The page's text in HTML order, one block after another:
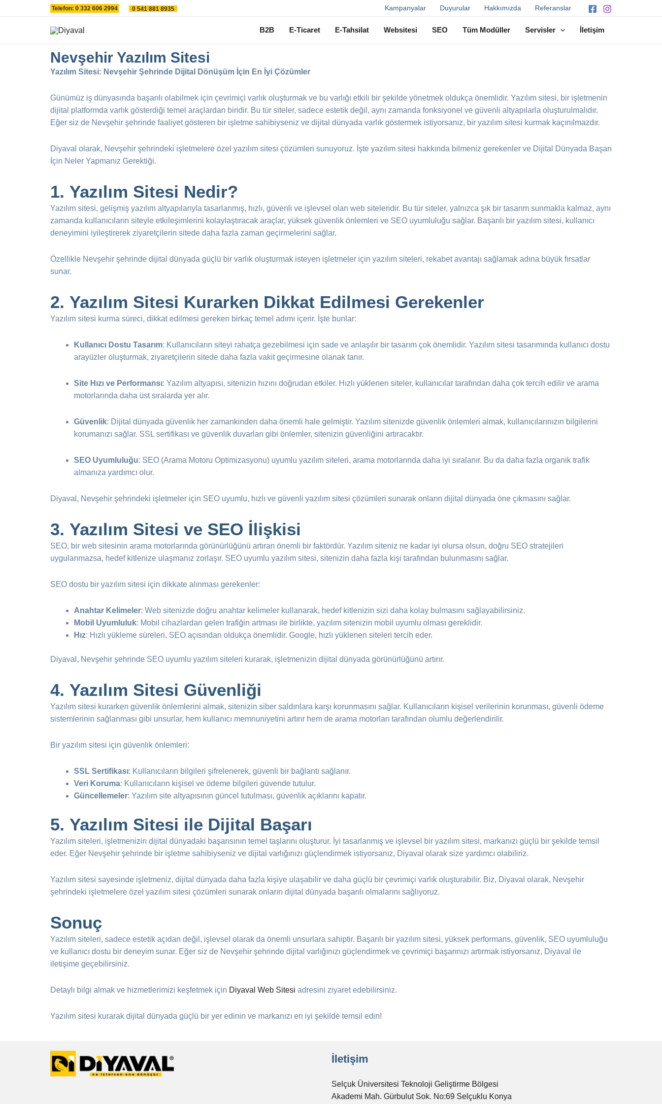
Telefon: 0 332 606 2994 0 541 881 8935 Kampanyalar Duyurular Hakkımızda Referanslar
B2B E-Ticaret E-Tahsilat Websitesi SEO Tüm Modüller Servisler İletişim
Nevşehir Yazılım Sitesi
Yazılım Sitesi: Nevşehir Şehrinde Dijital Dönüşüm İçin En İyi Çözümler
Günümüz iş dünyasında başarılı olabilmek için çevrimiçi varlık oluşturmak ve bu varlığı etkili bir şekilde yönetmek oldukça önemlidir. Yazılım sitesi, bir işletmenin
dijital platformda varlık gösterdiği temel araçlardan biridir. Bu tür siteler, sadece estetik değil, aynı zamanda fonksiyonel ve güvenli altyapılarla oluşturulmalıdır.
Eğer siz de Nevşehir şehrinde faaliyet gösteren bir işletme sahibiyseniz ve dijital dünyada varlık göstermek istiyorsanız, bir yazılım sitesi kurmak kaçınılmazdır.
Diyaval olarak, Nevşehir şehrindeki işletmelere özel yazılım sitesi çözümleri sunuyoruz. İşte yazılım sitesi hakkında bilmeniz gerekenler ve Dijital Dünyada Başarı
İçin Neler Yapmanız Gerektiği.
1. Yazılım Sitesi Nedir?
Yazılım sitesi, gelişmiş yazılım altyapılarıyla tasarlanmış, hızlı, güvenli ve işlevsel olan web siteleridir. Bu tür siteler, yalnızca şık bir tasarım sunmakla kalmaz, aynı
zamanda kullanıcıların siteyle etkileşimlerini kolaylaştıracak araçlar, yüksek güvenlik önlemleri ve SEO uyumluluğu sağlar. Başarılı bir yazılım sitesi, kullanıcı
deneyimini iyileştirerek ziyaretçilerin sitede daha fazla zaman geçirmelerini sağlar.
Özellikle Nevşehir şehrinde dijital dünyada güçlü bir varlık oluşturmak isteyen işletmeler için yazılım siteleri, rekabet avantajı sağlamak adına büyük fırsatlar
sunar.
2. Yazılım Sitesi Kurarken Dikkat Edilmesi Gerekenler
Yazılım sitesi kurma süreci, dikkat edilmesi gereken birkaç temel adımı içerir. İşte bunlar:
Kullanıcı Dostu Tasarım: Kullanıcıların siteyi rahatça gezebilmesi için sade ve anlaşılır bir tasarım çok önemlidir. Yazılım sitesi tasarımında kullanıcı dostu
arayüzler oluşturmak, ziyaretçilerin sitede daha fazla vakit geçirmesine olanak tanır.
Site Hızı ve Performansı: Yazılım altyapısı, sitenizin hızını doğrudan etkiler. Hızlı yüklenen siteler, kullanıcılar tarafından daha çok tercih edilir ve arama
motorlarında daha üst sıralarda yer alır.
Güvenlik: Dijital dünyada güvenlik her zamankinden daha önemli hale gelmiştir. Yazılım sitenizde güvenlik önlemleri almak, kullanıcılarınızın bilgilerini
korumanızı sağlar. SSL sertifikası ve güvenlik duvarları gibi önlemler, sitenizin güvenliğini artıracaktır.
SEO Uyumluluğu: SEO (Arama Motoru Optimizasyonu) uyumlu yazılım siteleri, arama motorlarında daha iyi sıralanır. Bu da daha fazla organik trafik
almanıza yardımcı olur.
Diyaval, Nevşehir şehrindeki işletmeler için SEO uyumlu, hızlı ve güvenli yazılım sitesi çözümleri sunarak onların dijital dünyada öne çıkmasını sağlar.
3. Yazılım Sitesi ve SEO İlişkisi
SEO, bir web sitesinin arama motorlarında görünürlüğünü artıran önemli bir faktördür. Yazılım siteniz ne kadar iyi olursa olsun, doğru SEO stratejileri
uygulanmazsa, hedef kitlenize ulaşmanız zorlaşır. SEO uyumlu yazılım sitesi, sitenizin daha fazla kişi tarafından bulunmasını sağlar.
SEO dostu bir yazılım sitesi için dikkate alınması gerekenler:
Anahtar Kelimeler: Web sitenizde doğru anahtar kelimeler kullanarak, hedef kitlenizin sizi daha kolay bulmasını sağlayabilirsiniz.
Mobil Uyumluluk: Mobil cihazlardan gelen trafiğin artması ile birlikte, yazılım sitenizin mobil uyumlu olması gereklidir.
Hız: Hızlı yükleme süreleri, SEO açısından oldukça önemlidir. Google, hızlı yüklenen siteleri tercih eder.
Diyaval, Nevşehir şehrinde SEO uyumlu yazılım siteleri kurarak, işletmenizin dijital dünyada görünürlüğünü artırır.
4. Yazılım Sitesi Güvenliği
Yazılım sitesi kurarken güvenlik önlemlerini almak, sitenizin siber saldırılara karşı korunmasını sağlar. Kullanıcıların kişisel verilerinin korunması, güvenli ödeme
sistemlerinin sağlanması gibi unsurlar, hem kullanıcı memnuniyetini artırır hem de arama motorları tarafından olumlu değerlendirilir.
Bir yazılım sitesi için güvenlik önlemleri:
SSL Sertifikası: Kullanıcıların bilgileri şifrelenerek, güvenli bir bağlantı sağlanır.
Veri Koruma: Kullanıcıların kişisel ve ödeme bilgileri güvende tutulur.
Güncellemeler: Yazılım site altyapısının güncel tutulması, güvenlik açıklarını kapatır.
5. Yazılım Sitesi ile Dijital Başarı
Yazılım siteleri, işletmenizin dijital dünyadaki başarısının temel taşlarını oluşturur. İyi tasarlanmış ve işlevsel bir yazılım sitesi, markanızı güçlü bir şekilde temsil
eder. Eğer Nevşehir şehrinde bir işletme sahibiyseniz ve dijital varlığınızı güçlendirmek istiyorsanız, Diyaval olarak size yardımcı olabiliriz.
Yazılım sitesi sayesinde işletmeniz, dijital dünyada daha fazla kişiye ulaşabilir ve daha güçlü bir çevrimiçi varlık oluşturabilir. Biz, Diyaval olarak, Nevşehir
şehrindeki işletmelere özel yazılım sitesi çözümleri sunarak onların dijital dünyada başarılı olmalarını sağlıyoruz.
Sonuç
Yazılım siteleri, sadece estetik açıdan değil, işlevsel olarak da önemli unsurlara sahiptir. Başarılı bir yazılım sitesi, yüksek performans, güvenlik, SEO uyumluluğu
ve kullanıcı dostu bir deneyim sunar. Eğer siz de Nevşehir şehrinde dijital varlığınızı güçlendirmek ve çevrimiçi başarınızı artırmak istiyorsanız, Diyaval ile
iletişime geçebilirsiniz.
Detaylı bilgi almak ve hizmetlerimizi keşfetmek için Diyaval Web Sitesi adresini ziyaret edebilirsiniz.
Yazılım sitesi kurarak dijital dünyada güçlü bir yer edinin ve markanızı en iyi şekilde temsil edin!
İletişim
Selçuk Üniversitesi Teknoloji Geliştirme Bölgesi
Akademi Mah. Gürbulut Sok. No:69 Selçuklu Konya